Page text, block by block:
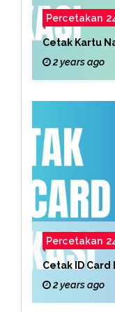
Percetakan
Cetak Kartu
2 years ago
Percetakan
Cetak ID Card
2 years ago